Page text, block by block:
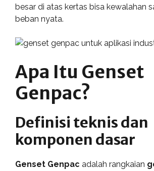
besar di atas kertas bisa kewalahan
beban nyata.
Apa Itu Genset
Genpac?
Definisi teknis dan
komponen dasar
Genset Genpac adalah rangkaian